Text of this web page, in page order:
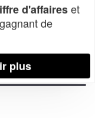
contributors,CC-BY-SA
d'affaireset
de
plus